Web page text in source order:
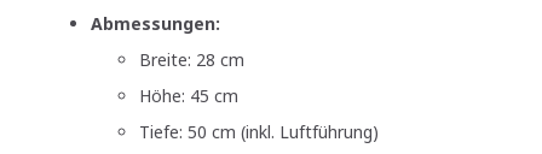
Abmessungen:
Breite: 28 cm
Höhe: 45 cm
Tiefe: 50 cm (inkl. Luftführung)